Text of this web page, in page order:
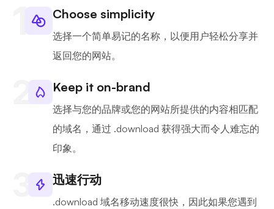
Choose simplicity
选择一个简单易记的名称，以便用户轻松分享并
返回您的网站。
Keep it on-brand
选择与您的品牌或您的网站所提供的内容相匹配
的域名，通过 .download 获得强大而令人难忘的
印象。
迅速行动
.download 域名移动速度很快，因此如果您遇到